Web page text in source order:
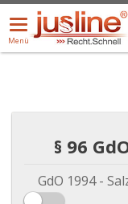
Menü
öffnen/schließen
Menü
ALLE
§ 96
GdO 1994 -